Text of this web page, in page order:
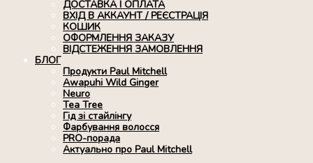
ДОСТАВКА І ОПЛАТА
ВХІД В АККАУНТ / РЕЄСТРАЦІЯ
КОШИК
ОФОРМЛЕННЯ ЗАКАЗУ
ВІДСТЕЖЕННЯ ЗАМОВЛЕННЯ
БЛОГ
Продукти Paul Mitchell
Awapuhi Wild Ginger
Neuro
Tea Tree
Гід зі стайлінгу
Фарбування волосся
PRO-порада
Актуально про Paul Mitchell